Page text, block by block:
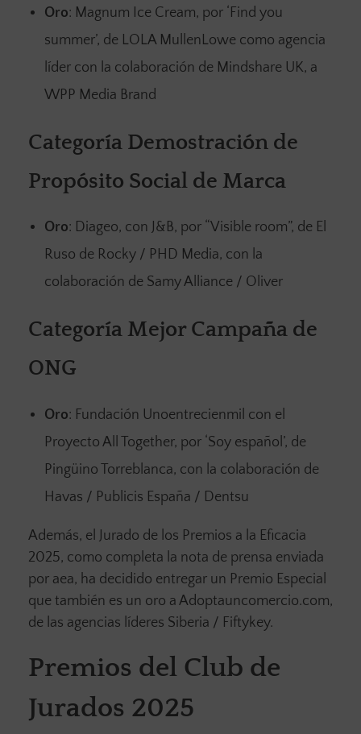
Oro: Magnum Ice Cream, por ‘Find you
summer’, de LOLA MullenLowe como agencia
líder con la colaboración de Mindshare UK, a
WPP Media Brand
Categoría Demostración de
Propósito Social de Marca
Oro: Diageo, con J&B, por “Visible room”, de El
Ruso de Rocky / PHD Media, con la
colaboración de Samy Alliance / Oliver
Categoría Mejor Campaña de
ONG
Oro: Fundación Unoentrecienmil con el
Proyecto All Together, por ‘Soy español’, de
Pingüino Torreblanca, con la colaboración de
Havas / Publicis España / Dentsu
Además, el Jurado de los Premios a la Eficacia
2025, como completa la nota de prensa enviada
por aea, ha decidido entregar un Premio Especial
que también es un oro a Adoptauncomercio.com,
de las agencias líderes Siberia / Fiftykey.
Premios del Club de
Jurados 2025